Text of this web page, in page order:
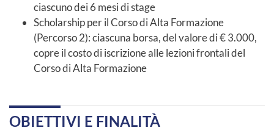
ciascuno dei 6 mesi di stage
Scholarship per il Corso di Alta Formazione
(Percorso 2): ciascuna borsa, del valore di € 3.000,
copre il costo di iscrizione alle lezioni frontali del
Corso di Alta Formazione
OBIETTIVI E FINALITÀ